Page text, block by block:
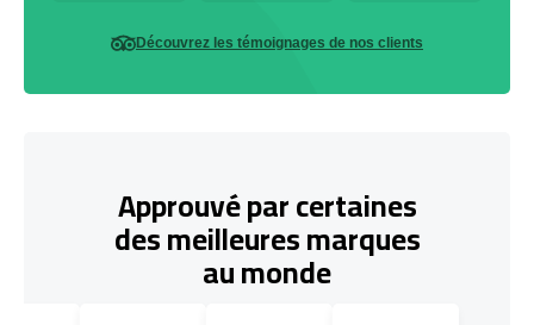
Découvrez les témoignages de nos clients
Approuvé par certaines
des meilleures marques
au monde